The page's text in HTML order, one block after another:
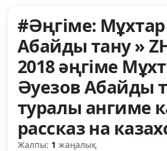
#Әңгіме:
Абайды тану »
2018 әңгіме
Әуезов Абайды
туралы ангиме
рассказ на
Жалпы: 1 жаңалық